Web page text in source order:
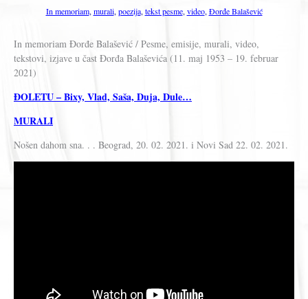
In memoriam, murali, poezija, tekst pesme, video, Đorđe Balašević
In memoriam Đorđe Balašević / Pesme, emisije, murali, video,
tekstovi, izjave u čast Đorđa Balaševića (11. maj 1953 – 19. februar
2021)
ĐOLETU – Bixy, Vlad, Saša, Duja, Dule…
MURALI
Nošen dahom sna. . . Beograd, 20. 02. 2021. i Novi Sad 22. 02. 2021.